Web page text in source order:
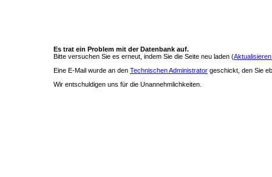
Es trat ein Problem mit der Datenbank auf.
Bitte versuchen Sie es erneut, indem Sie die Seite neu laden (
Eine E-Mail wurde an den Technischen Administrator geschickt, den Sie
Wir entschuldigen uns für die Unannehmlichkeiten.